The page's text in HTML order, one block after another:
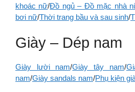
khoác nữ/Đồ ngủ – Đồ mặc nhà
bơi nữ/Thời trang bầu và sau sinh/
Giày – Dép nam
Giày lười nam/Giày tây nam/
nam/Giày sandals nam/Phụ kiện